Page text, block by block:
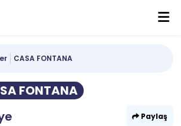
CASA FONTANA
FONTANA
Paylaş